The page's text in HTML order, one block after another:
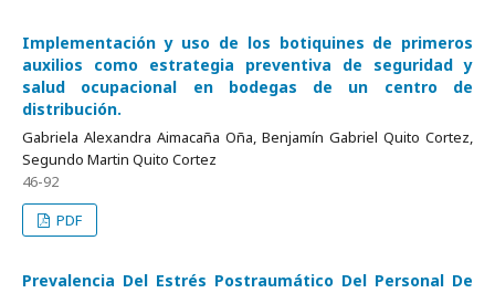
Implementación y uso de los botiquines de primeros
auxilios como estrategia preventiva de seguridad y
salud ocupacional en bodegas de un centro de
distribución.
Gabriela Alexandra Aimacaña Oña, Benjamín Gabriel Quito Cortez,
Segundo Martin Quito Cortez
46-92
PDF
Prevalencia Del Estrés Postraumático Del Personal De